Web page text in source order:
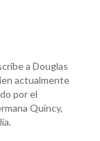
a Douglas
actualmente
por el
Quincy,